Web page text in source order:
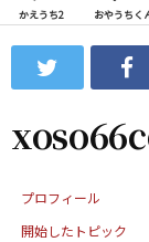
ス
ッ
わ
フ
ォ
ム
かえうち2 おやうちく
プロフィール
開始したトピック